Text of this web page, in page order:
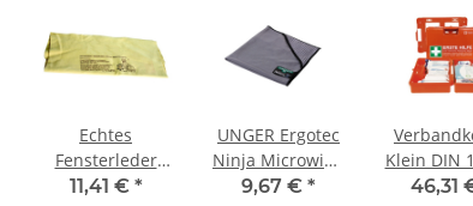
Echtes
Fensterleder
Marke Tiger 62 x
11,41 € *
UNGER Ergotec
Ninja Microwipe
55x55cm
9,67 € *
Klein DIN
46,31